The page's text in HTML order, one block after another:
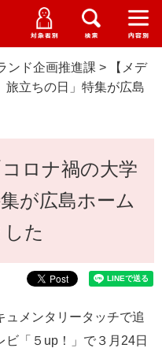
ニ
ー
ニ
ュ
ー
ニ
ュ
ー
ト
体 한국어
すべて ページ PDF
ンド企画推進課 >
【メデ
立ちの日」特集が広島
コロナ禍の大学
が広島ホーム
た
メンタリータッチで追
「５up！」で３月24日